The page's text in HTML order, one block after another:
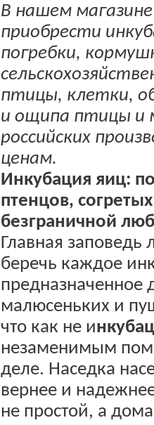
В нашем
приобрести
погребки,
птицы, клетки,
и ощипа птицы и
российских
ценам.
Инкубация яиц:
птенцов,
безграничной
Главная заповедь
беречь каждое
предназначенное
малюсеньких и
что как не и
незаменимым
деле. Наседка
вернее и
не простой, а